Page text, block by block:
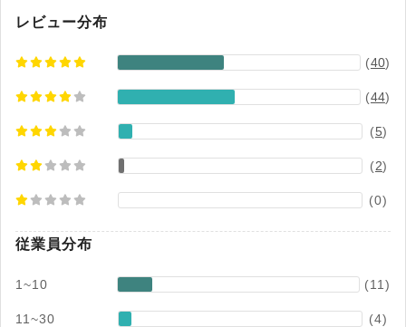
レビュー分布
(40)
(44)
(5)
(2)
(0)
従業員分布
1~10 (11)
11~30 (4)